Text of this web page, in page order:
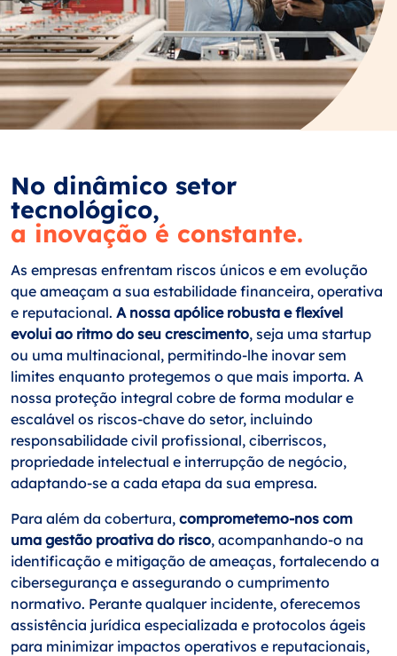
No dinâmico setor
tecnológico,
a inovação é constante.
As empresas enfrentam riscos únicos e em evolução
que ameaçam a sua estabilidade financeira, operativa
e reputacional. A nossa apólice robusta e flexível
evolui ao ritmo do seu crescimento, seja uma startup
ou uma multinacional, permitindo-lhe inovar sem
limites enquanto protegemos o que mais importa. A
nossa proteção integral cobre de forma modular e
escalável os riscos-chave do setor, incluindo
responsabilidade civil profissional, ciberriscos,
propriedade intelectual e interrupção de negócio,
adaptando-se a cada etapa da sua empresa.
Para além da cobertura, comprometemo-nos com
uma gestão proativa do risco, acompanhando-o na
identificação e mitigação de ameaças, fortalecendo a
cibersegurança e assegurando o cumprimento
normativo. Perante qualquer incidente, oferecemos
assistência jurídica especializada e protocolos ágeis
para minimizar impactos operativos e reputacionais,